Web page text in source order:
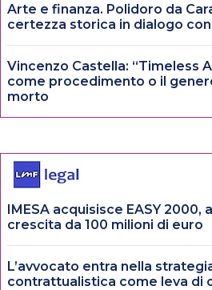
Arte e finanza. Polidoro da
certezza storica in dialogo
Vincenzo Castella: “Timeless
come procedimento o il
morto
IMESA acquisisce EASY 2000,
crescita da 100 milioni di euro
L’avvocato entra nella
contrattualistica come leva di